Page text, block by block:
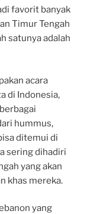
favorit banyak
Timur Tengah
satunya adalah
acara
di Indonesia,
hummus,
ditemui di
sering dihadiri
yang akan
khas mereka.
yang